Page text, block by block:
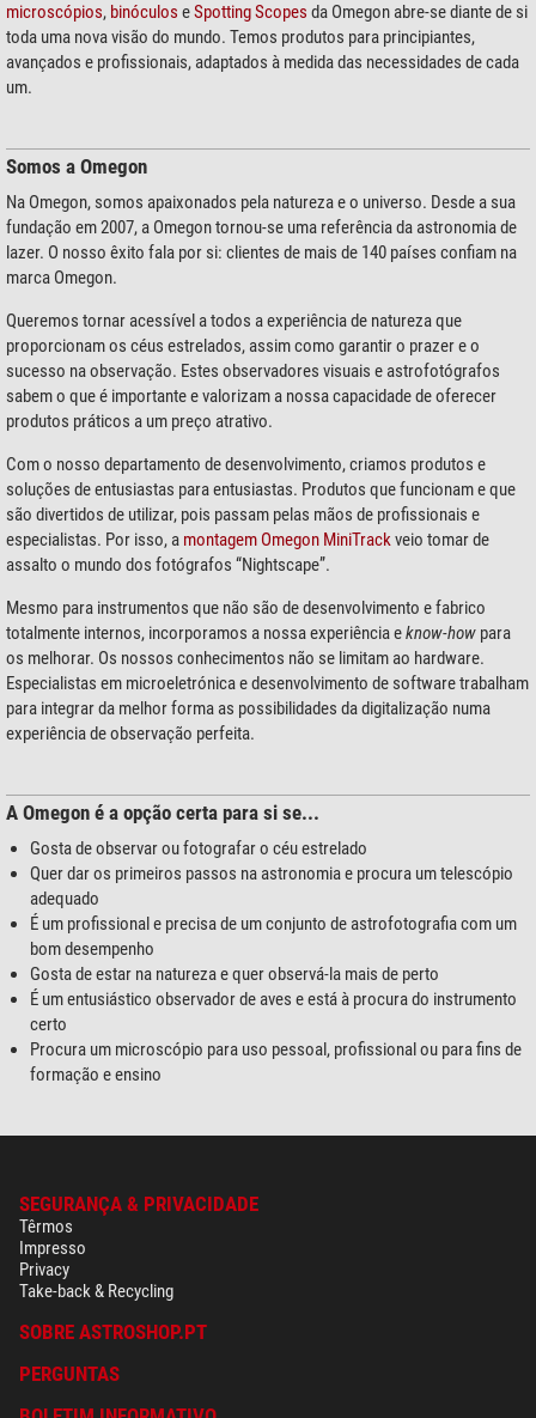
microscópios, binóculos eSpotting Scopes da Omegon abre-se diante de si
toda uma nova visão do mundo. Temos produtos para principiantes,
avançados e profissionais, adaptados à medida das necessidades de cada
um.
Somos a Omegon
Na Omegon, somos apaixonados pela natureza e o universo. Desde a sua
fundação em 2007, a Omegon tornou-se uma referência da astronomia de
lazer. O nosso êxito fala por si: clientes de mais de 140 países confiam na
marca Omegon.
Queremos tornar acessível a todos a experiência de natureza que
proporcionam os céus estrelados, assim como garantir o prazer e o
sucesso na observação. Estes observadores visuais e astrofotógrafos
sabem o que é importante e valorizam a nossa capacidade de oferecer
produtos práticos a um preço atrativo.
Com o nosso departamento de desenvolvimento, criamos produtos e
soluções de entusiastas para entusiastas. Produtos que funcionam e que
são divertidos de utilizar, pois passam pelas mãos de profissionais e
especialistas. Por isso, a montagem Omegon MiniTrackveio tomar de
assalto o mundo dos fotógrafos “Nightscape”.
Mesmo para instrumentos que não são de desenvolvimento e fabrico
totalmente internos, incorporamos a nossa experiência eknow-how para
os melhorar. Os nossos conhecimentos não se limitam ao hardware.
Especialistas em microeletrónica e desenvolvimento de software trabalham
para integrar da melhor forma as possibilidades da digitalização numa
experiência de observação perfeita.
A Omegon é a opção certa para si se...
Gosta de observar ou fotografar o céu estrelado
Quer dar os primeiros passos na astronomia e procura um telescópio
adequado
É um profissional e precisa de um conjunto de astrofotografia com um
bom desempenho
Gosta de estar na natureza e quer observá-la mais de perto
É um entusiástico observador de aves e está à procura do instrumento
certo
Procura um microscópio para uso pessoal, profissional ou para fins de
formação e ensino
SEGURANÇA & PRIVACIDADE
Têrmos
Impresso
Privacy
Take-back & Recycling
SOBRE ASTROSHOP.PT
PERGUNTAS